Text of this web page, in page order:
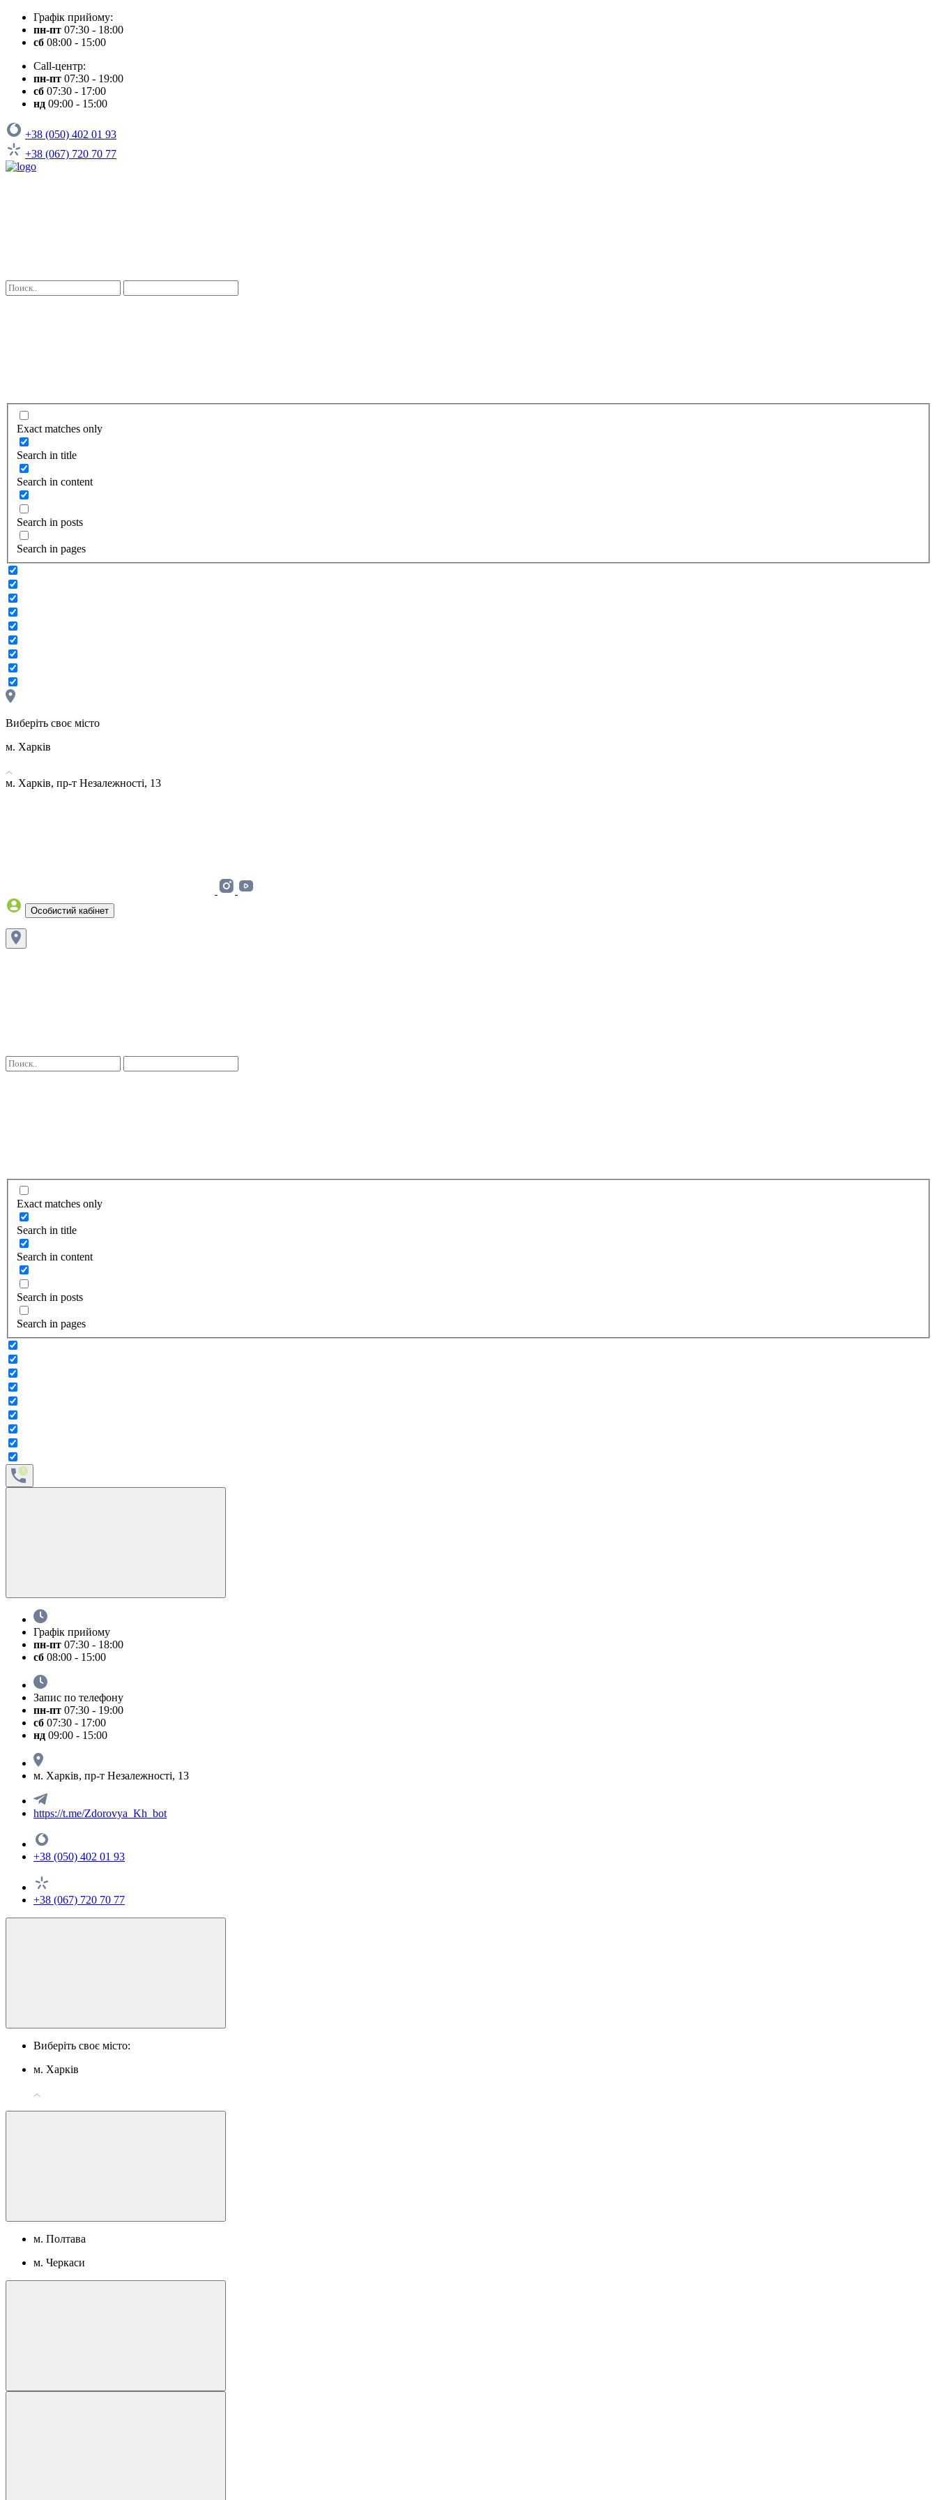
Графік прийому:
пн-пт 07:30 - 18:00
сб 08:00 - 15:00
Call-центр:
пн-пт 07:30 - 19:00
сб 07:30 - 17:00
нд 09:00 - 15:00
+38 (050) 402 01 93
+38 (067) 720 70 77
Exact matches only
Search in title
Search in content
Search in posts
Search in pages
Виберіть своє місто
м. Харків
м. Харків, пр-т Незалежності, 13
Особистий кабінет
Exact matches only
Search in title
Search in content
Search in posts
Search in pages
Графік прийому
пн-пт 07:30 - 18:00
сб 08:00 - 15:00
Запис по телефону
пн-пт 07:30 - 19:00
сб 07:30 - 17:00
нд 09:00 - 15:00
м. Харків, пр-т Незалежності, 13
https://t.me/Zdorovya_Kh_bot
+38 (050) 402 01 93
+38 (067) 720 70 77
Виберіть своє місто:
м. Харків
м. Полтава
м. Черкаси